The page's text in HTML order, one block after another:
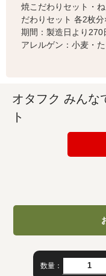
焼こだわりセット・
だわりセット 各2枚
期間：製造日より
アレルゲン：小麦・
オタフク みんな
ト
数量：